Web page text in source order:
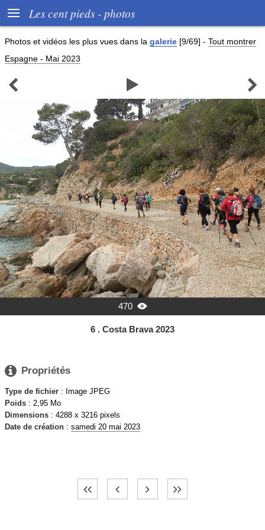
 Les cent pieds - photos
Photos et vidéos les plus vues dans la galerie [9/69] - Tout montrer
Espagne - Mai 2023
  
470 
6 . Costa Brava 2023
 Propriétés
Type de fichier : Image JPEG
Poids : 2,95 Mo
Dimensions : 4288 x 3216 pixels
Date de création : samedi 20 mai 2023